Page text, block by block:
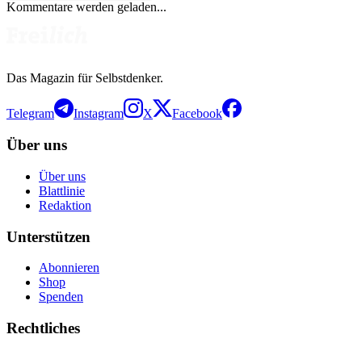
Kommentare werden geladen...
Das Magazin für Selbstdenker.
Telegram Instagram X Facebook
Über uns
Über uns
Blattlinie
Redaktion
Unterstützen
Abonnieren
Shop
Spenden
Rechtliches